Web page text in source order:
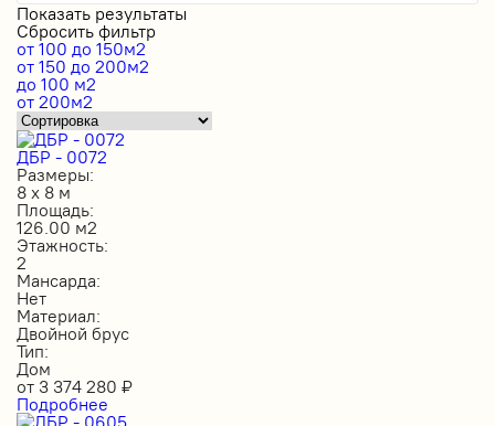
Показать результаты
Сбросить фильтр
от 100 до 150м2
от 150 до 200м2
до 100 м2
от 200м2
ДБР - 0072
Размеры:
8 х 8 м
Площадь:
126.00 м2
Этажность:
2
Мансарда:
Нет
Материал:
Двойной брус
Тип:
Дом
от 3 374 280 ₽
Подробнее